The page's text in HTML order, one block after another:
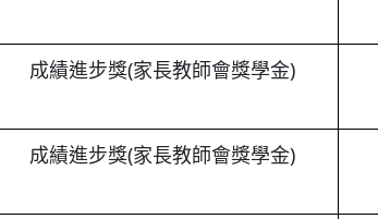
成績進步獎(家長教師會獎學金)
成績進步獎(家長教師會獎學金)